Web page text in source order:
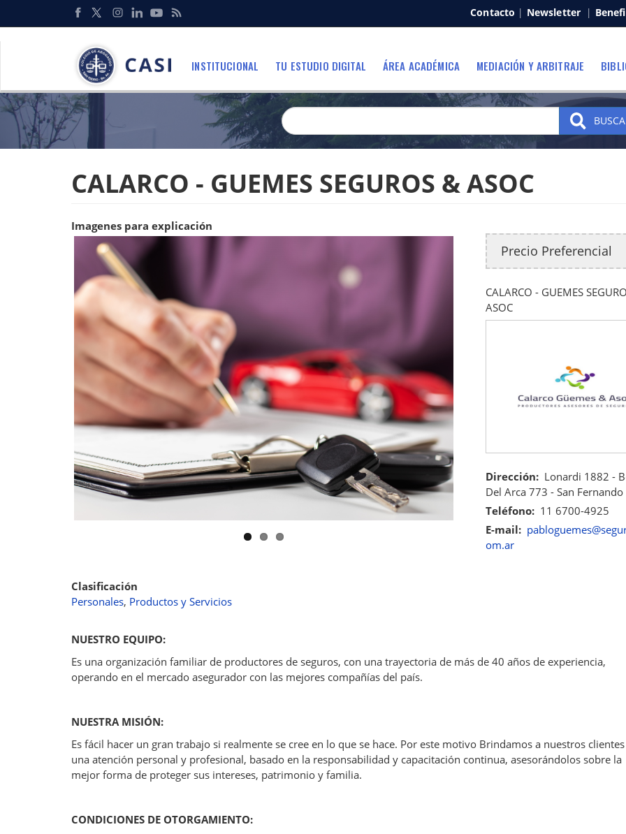
Redes
Sociales
Menu
Contacto | Newsletter |
INSTITUCIONAL TU ESTUDIO DIGITAL ÁREA ACADÉMICA MEDIACIÓN Y ARBITRAJE
CALARCO - GUEMES SEGUROS & ASOC
Imagenes para explicación
Precio Preferencial
CALARCO - GUEMES
ASOC
Dirección
Lonardi 1882 -
Del Arca 773 - San Fernando
Teléfono
11 6700-4925
E-mail
om.ar
Clasificación
Personales Productos y Servicios
NUESTRO EQUIPO:
Es una organización familiar de productores de seguros, con una trayectoria de más de 40 años de experiencia,
operando en el mercado asegurador con las mejores compañías del país.
NUESTRA MISIÓN:
Es fácil hacer un gran trabajo si realmente se cree en lo que se hace. Por este motivo Brindamos a nuestros clientes
una atención personal y profesional, basado en la responsabilidad y capacitación continua, asesorándolos sobre la
mejor forma de proteger sus intereses, patrimonio y familia.
CONDICIONES DE OTORGAMIENTO: